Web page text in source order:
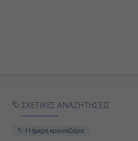
-
ΣΧΕΤΙΚΕΣ ΑΝΑΖΗΤΗΣΕΙΣ
11ήμερη κρουαζιέρα